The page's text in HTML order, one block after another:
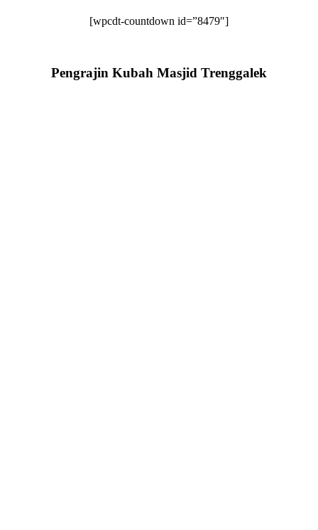
[wpcdt-countdown id=”8479″]
Pengrajin Kubah Masjid Trenggalek